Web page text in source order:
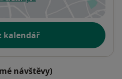
se otevře v nové záložce
kalendář
návštěvy)